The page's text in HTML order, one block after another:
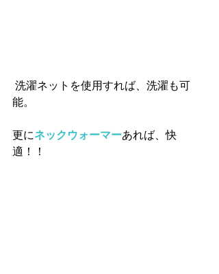
能。
更にネックウォーマーあれば、快
適！！